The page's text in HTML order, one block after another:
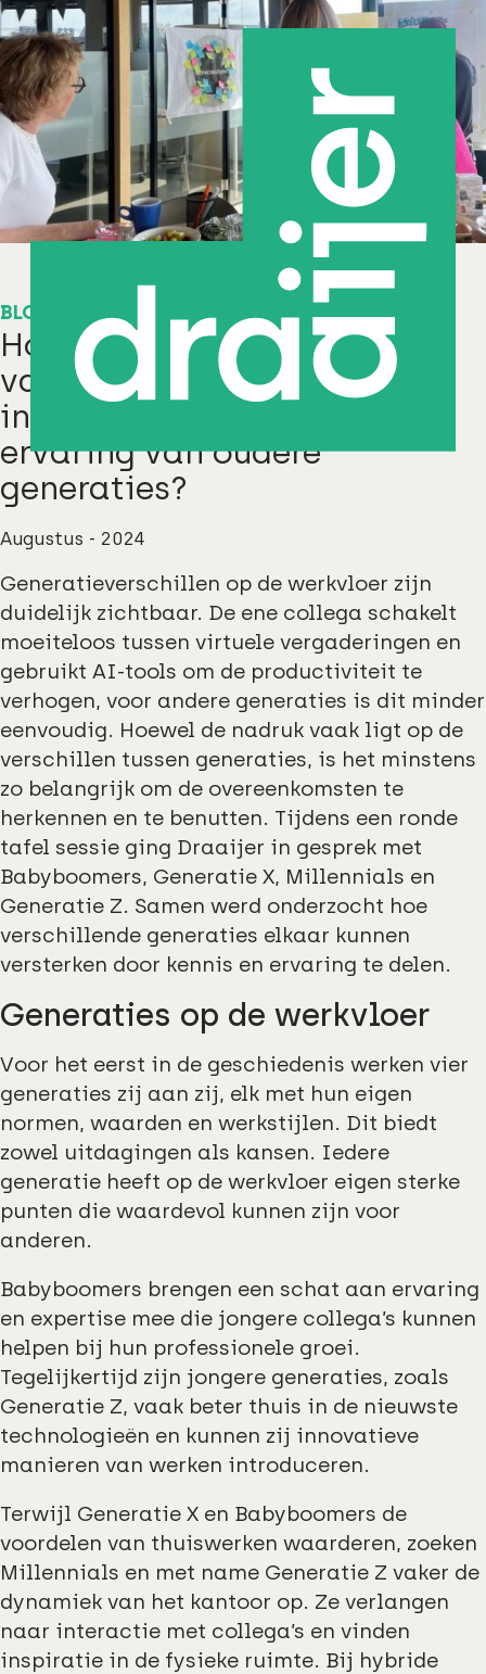
BLOG
Hoe kun je frisse inzichten
van jongere generaties
integreren met waardevolle
ervaring van oudere
generaties?
Augustus - 2024
Generatieverschillen op de werkvloer zijn
duidelijk zichtbaar. De ene collega schakelt
moeiteloos tussen virtuele vergaderingen en
gebruikt AI-tools om de productiviteit te
verhogen, voor andere generaties is dit minder
eenvoudig. Hoewel de nadruk vaak ligt op de
verschillen tussen generaties, is het minstens
zo belangrijk om de overeenkomsten te
herkennen en te benutten. Tijdens een ronde
tafel sessie ging Draaijer in gesprek met
Babyboomers, Generatie X, Millennials en
Generatie Z. Samen werd onderzocht hoe
verschillende generaties elkaar kunnen
versterken door kennis en ervaring te delen.
Generaties op de werkvloer
Voor het eerst in de geschiedenis werken vier
generaties zij aan zij, elk met hun eigen
normen, waarden en werkstijlen. Dit biedt
zowel uitdagingen als kansen. Iedere
generatie heeft op de werkvloer eigen sterke
punten die waardevol kunnen zijn voor
anderen.
Babyboomers brengen een schat aan ervaring
en expertise mee die jongere collega’s kunnen
helpen bij hun professionele groei.
Tegelijkertijd zijn jongere generaties, zoals
Generatie Z, vaak beter thuis in de nieuwste
technologieën en kunnen zij innovatieve
manieren van werken introduceren.
Terwijl Generatie X en Babyboomers de
voordelen van thuiswerken waarderen, zoeken
Millennials en met name Generatie Z vaker de
dynamiek van het kantoor op. Ze verlangen
naar interactie met collega’s en vinden
inspiratie in de fysieke ruimte. Bij hybride